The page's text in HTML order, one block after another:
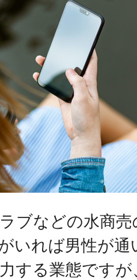
ブなどの水商
いれば男性が通
する業態です